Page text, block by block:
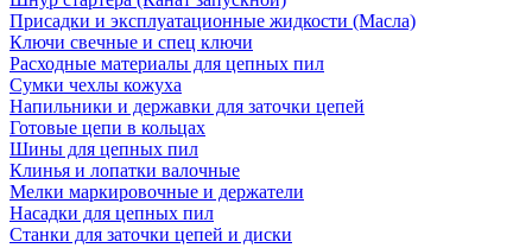
Присадки и эксплуатационные жидкости (Масла)
Ключи свечные и спец ключи
Расходные материалы для цепных пил
Сумки чехлы кожуха
Напильники и державки для заточки цепей
Готовые цепи в кольцах
Шины для цепных пил
Клинья и лопатки валочные
Мелки маркировочные и держатели
Насадки для цепных пил
Станки для заточки цепей и диски